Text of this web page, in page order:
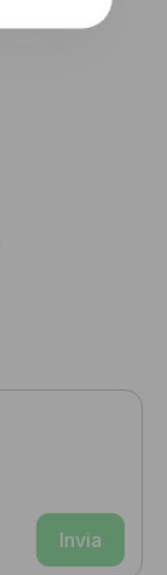
Invia